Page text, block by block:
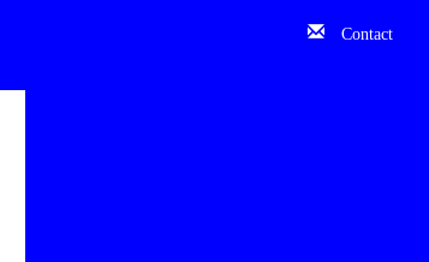
Contact